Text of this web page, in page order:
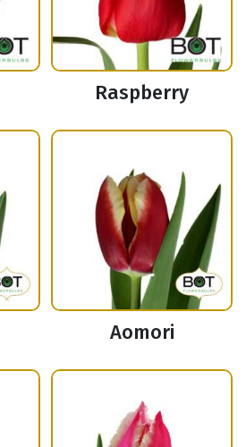
Raspberry
Aomori